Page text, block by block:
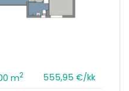
m2
555,95 €/kk